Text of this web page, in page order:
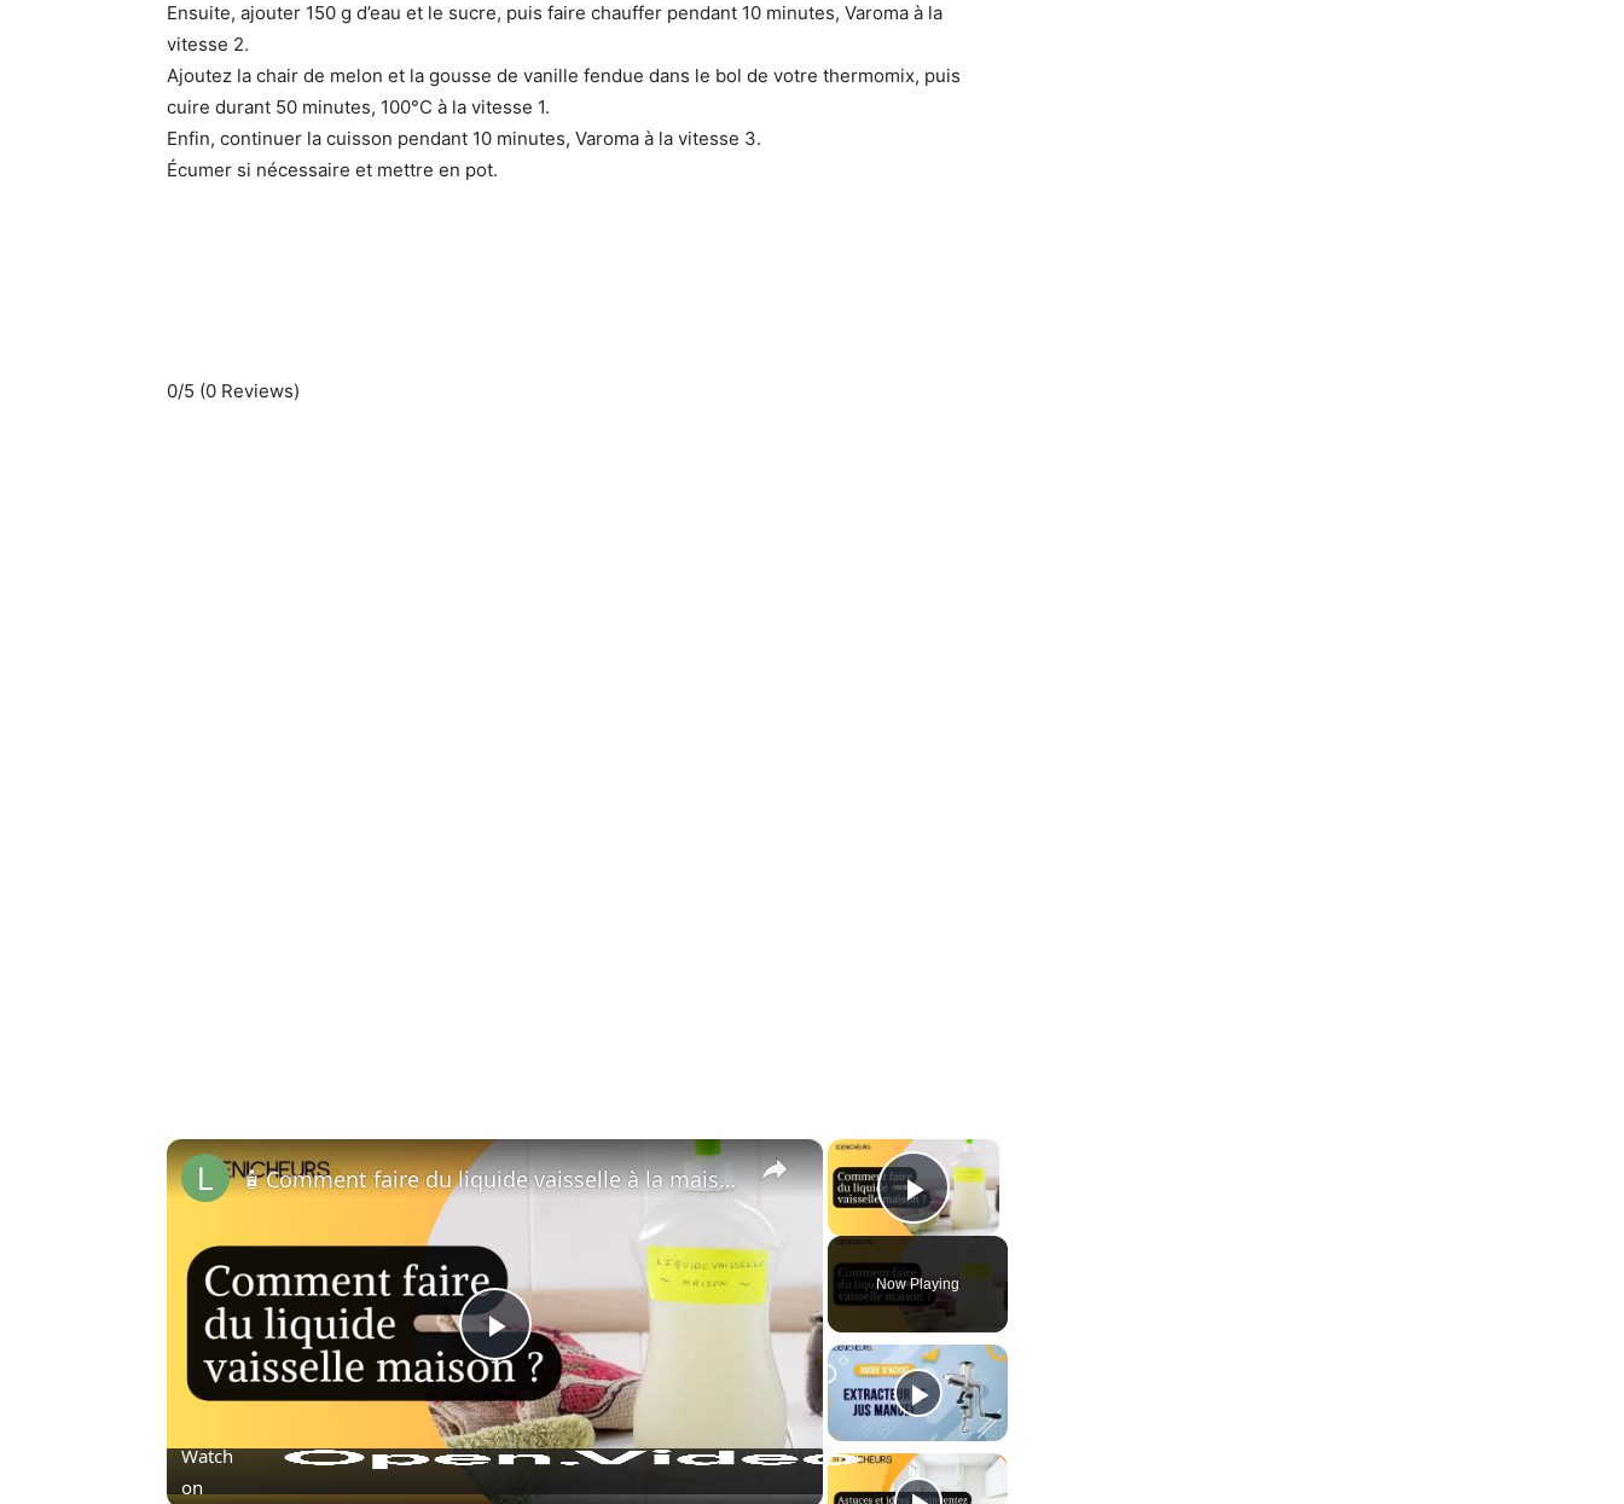
Ensuite, ajouter 150 g d’eau et le sucre, puis faire chauffer pendant 10 minutes, Varoma à la
vitesse 2.
Ajoutez la chair de melon et la gousse de vanille fendue dans le bol de votre thermomix, puis
cuire durant 50 minutes, 100°C à la vitesse 1.
Enfin, continuer la cuisson pendant 10 minutes, Varoma à la vitesse 3.
Écumer si nécessaire et mettre en pot.
0/5 (0 Reviews)
Play Video
Now Playing
×
Play
Video
🧴 Comment faire du liquide vaisselle à la maison ?🏠
Watch
on